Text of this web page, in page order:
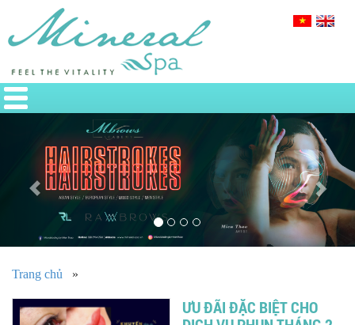
Trang chủ »
ƯU ĐÃI ĐẶC BIỆT CHO